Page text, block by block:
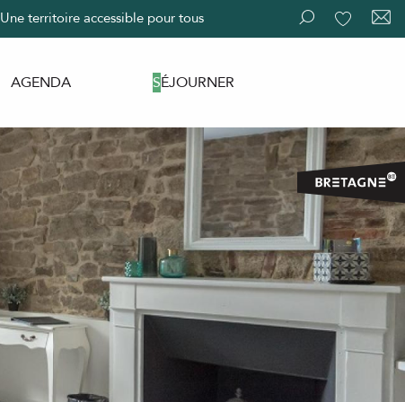
Recherche
Une territoire accessible pour tous
AGENDA SÉJOURNER